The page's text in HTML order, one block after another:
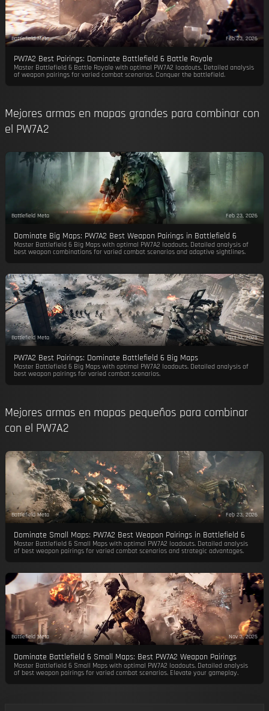
Battlefield Meta Feb 23, 2026
PW7A2 Best Pairings: Dominate Battlefield 6 Battle Royale
Master Battlefield 6 Battle Royale with optimal PW7A2 loadouts. Detailed analysis
of weapon pairings for varied combat scenarios. Conquer the battlefield.
Mejores armas en mapas grandes para combinar con
el PW7A2
Battlefield Meta Feb 23, 2026
Dominate Big Maps: PW7A2 Best Weapon Pairings in Battlefield 6
Master Battlefield 6 Big Maps with optimal PW7A2 loadouts. Detailed analysis of
best weapon combinations for varied combat scenarios and adaptive sightlines.
Battlefield Meta Oct 13, 2025
PW7A2 Best Pairings: Dominate Battlefield 6 Big Maps
Master Battlefield 6 Big Maps with optimal PW7A2 loadouts. Detailed analysis of
best weapon pairings for varied combat scenarios.
Mejores armas en mapas pequeños para combinar
con el PW7A2
Battlefield Meta Feb 23, 2026
Dominate Small Maps: PW7A2 Best Weapon Pairings in Battlefield 6
Master Battlefield 6 Small Maps with optimal PW7A2 loadouts. Detailed analysis
of best weapon pairings for varied combat scenarios and strategic advantages.
Battlefield Meta Nov 3, 2025
Dominate Battlefield 6 Small Maps: Best PW7A2 Weapon Pairings
Master Battlefield 6 Small Maps with optimal PW7A2 loadouts. Detailed analysis
of best weapon pairings for varied combat scenarios. Elevate your gameplay.